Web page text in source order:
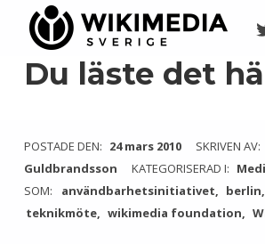
Du läste det
POSTADE DEN: 24 mars 2010 SKRIVEN AV:
Guldbrandsson
KATEGORISERAD I:
SOM:
användbarhetsinitiativet berlin
teknikmöte
wikimedia foundation